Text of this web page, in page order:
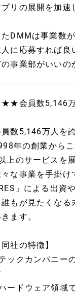
リの展開を加速
たDMMは事業数
に応募すれば良
事業部がいいの
会員数5,146万
数5,146万人を
年の創業から
上のサービスを
々な事業を手掛け
」による出資
もが見たくなる
ます。
社の特徴】
ックカンパニー
ードウェア領域